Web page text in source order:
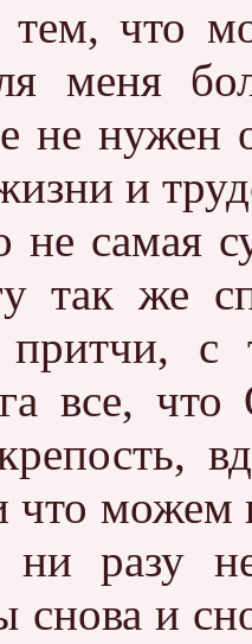
тем, что
меня
не нужен
и
самая
так же
притчи,
все,
можем
ни разу
и